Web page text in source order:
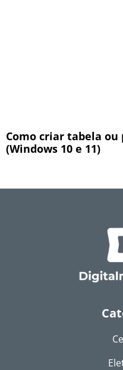
Como criar tabela ou
(Windows 10 e 11)